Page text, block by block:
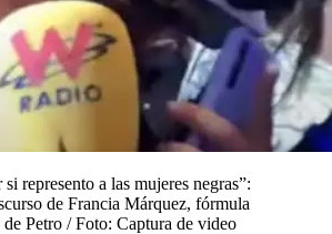
represento a las mujeres negras”:
de Francia Márquez, fórmula
Petro / Foto: Captura de video